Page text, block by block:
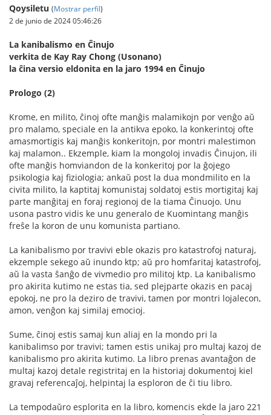
Qoysiletu (Mostrar perfil)
2 de junio de 2024 05:46:26
La kanibalismo en Ĉinujo
verkita de Kay Ray Chong (Usonano)
la ĉina versio eldonita en la jaro 1994 en Ĉinujo
Prologo (2)
Krome, en milito, ĉinoj ofte manĝis malamikojn por venĝo aŭ
pro malamo, speciale en la antikva epoko, la konkerintoj ofte
amasmortigis kaj manĝis konkeritojn, por montri malestimon
kaj malamon.. Ekzemple, kiam la mongoloj invadis Ĉinujon, ili
ofte manĝis homviandon de la konkeritoj por la ĝojego
psikologia kaj fiziologia; ankaŭ post la dua mondmilito en la
civita milito, la kaptitaj komunistaj soldatoj estis mortigitaj kaj
parte manĝitaj en foraj regionoj de la tiama Ĉinuojo. Unu
usona pastro vidis ke unu generalo de Kuomintang manĝis
freŝe la koron de unu komunista partiano.
La kanibalismo por travivi eble okazis pro katastrofoj naturaj,
ekzemple sekego aŭ inundo ktp; aŭ pro homfaritaj katastrofoj,
aŭ la vasta ŝanĝo de vivmedio pro militoj ktp. La kanibalismo
pro akirita kutimo ne estas tia, sed plejparte okazis en pacaj
epokoj, ne pro la deziro de travivi, tamen por montri lojalecon,
amon, venĝon kaj similaj emocioj.
Sume, ĉinoj estis samaj kun aliaj en la mondo pri la
kanibalimso por travivi; tamen estis unikaj pro multaj kazoj de
kanibalismo pro akirita kutimo. La libro prenas avantaĝon de
multaj kazoj detale registritaj en la historiaj dokumentoj kiel
gravaj referencaĵoj, helpintaj la esploron de ĉi tiu libro.
La tempodaŭro esplorita en la libro, komencis ekde la jaro 221